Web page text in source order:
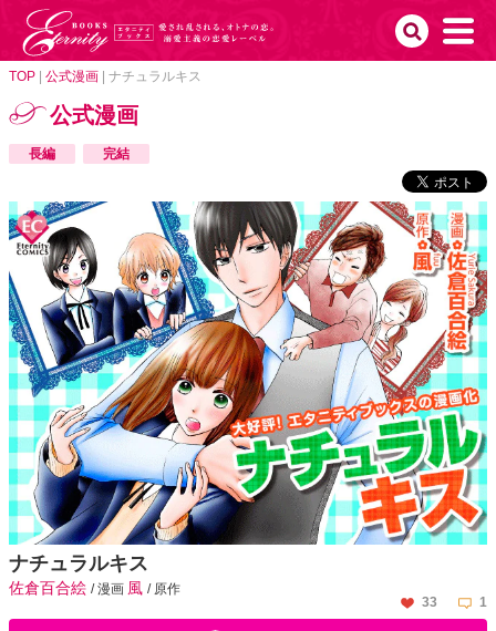
TOP 公式漫画 ナチュラルキス
公式漫画
長編 完結
ナチュラルキス
佐倉百合絵 / 漫画 風 / 原作
33
1